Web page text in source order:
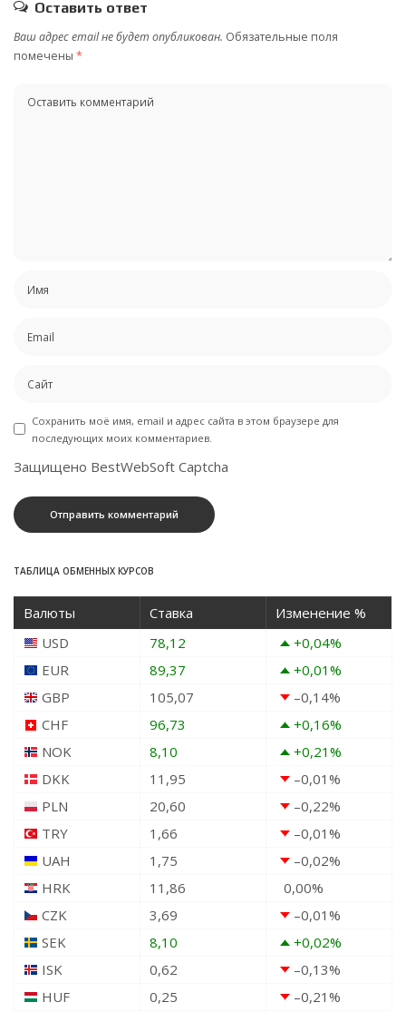
Оставить ответ
Ваш адрес email не будет опубликован. Обязательные поля
помечены *
Сохранить моё имя, email и адрес сайта в этом браузере для
последующих моих комментариев.
Защищено BestWebSoft Captcha
ТАБЛИЦА ОБМЕННЫХ КУРСОВ
Валюты Ставка
Изменение %
USD
78,12 +0,04%
EUR
89,37 +0,01%
GBP
105,07 –0,14%
CHF
96,73 +0,16%
NOK
8,10 +0,21%
DKK
11,95 –0,01%
PLN
20,60 –0,22%
TRY
1,66 –0,01%
UAH
1,75 –0,02%
HRK
11,86 0,00%
CZK
3,69 –0,01%
SEK
8,10 +0,02%
ISK
0,62 –0,13%
HUF
0,25 –0,21%